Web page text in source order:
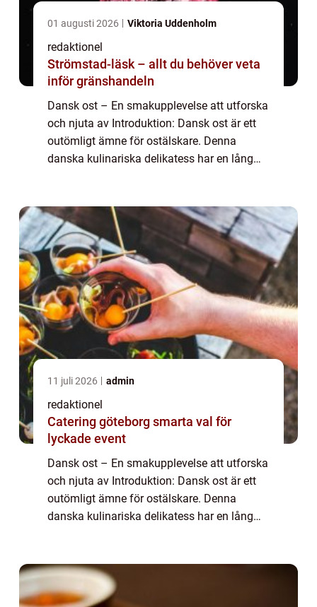
01 augusti 2026 Viktoria Uddenholm
redaktionel
Strömstad-läsk – allt du behöver veta
inför gränshandeln
Dansk ost – En smakupplevelse att utforska
och njuta av Introduktion: Dansk ost är ett
outömligt ämne för ostälskare. Denna
danska kulinariska delikatess har en lång
11 juli 2026 admin
redaktionel
Catering göteborg smarta val för
lyckade event
Dansk ost – En smakupplevelse att utforska
och njuta av Introduktion: Dansk ost är ett
outömligt ämne för ostälskare. Denna
danska kulinariska delikatess har en lång